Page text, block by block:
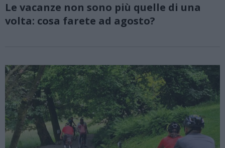
Le vacanze non sono più quelle di una
volta: cosa farete ad agosto?